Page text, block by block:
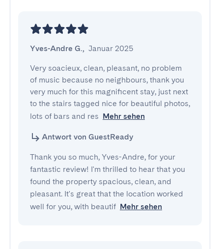
Yves-Andre G., Januar 2025
Very soacieux, clean, pleasant, no problem
of music because no neighbours, thank you
very much for this magnificent stay, just next
to the stairs tagged nice for beautiful photos,
lots of bars and res Mehr sehen
Antwort von GuestReady
Thank you so much, Yves-Andre, for your
fantastic review! I'm thrilled to hear that you
found the property spacious, clean, and
pleasant. It's great that the location worked
well for you, with beautif Mehr sehen